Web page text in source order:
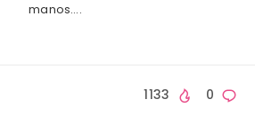
manos….
0
1133